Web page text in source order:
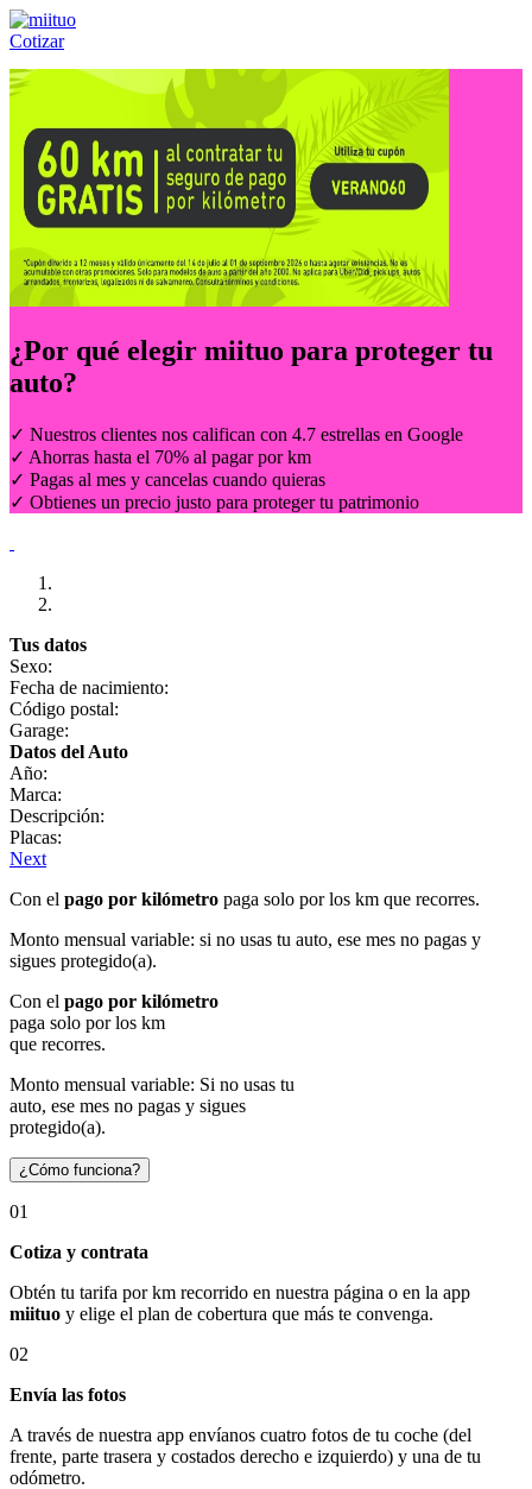
Cotizar
Llámanos al:(55) 84-21-05-00 ó
¿Por qué elegir miituo para proteger tu
auto?
✓ Nuestros clientes nos califican con 4.7 estrellas en Google
✓ Ahorras hasta el 70% al pagar por km
✓ Pagas al mes y cancelas cuando quieras
✓ Obtienes un precio justo para proteger tu patrimonio
Tus datos
Sexo:
Fecha de nacimiento:
Código postal:
Garage:
Datos del Auto
Año:
Marca:
Descripción:
Placas:
Next
Con el pago por kilómetro paga solo por los km que recorres.
Monto mensual variable: si no usas tu auto, ese mes no pagas y
sigues protegido(a).
Con el pago por kilómetro
paga solo por los km
que recorres.
Monto mensual variable: Si no usas tu
auto, ese mes no pagas y sigues
protegido(a).
¿Cómo funciona?
01
Cotiza y contrata
Obtén tu tarifa por km recorrido en nuestra página o en la app
miituo y elige el plan de cobertura que más te convenga.
02
Envía las fotos
A través de nuestra app envíanos cuatro fotos de tu coche (del
frente, parte trasera y costados derecho e izquierdo) y una de tu
odómetro.